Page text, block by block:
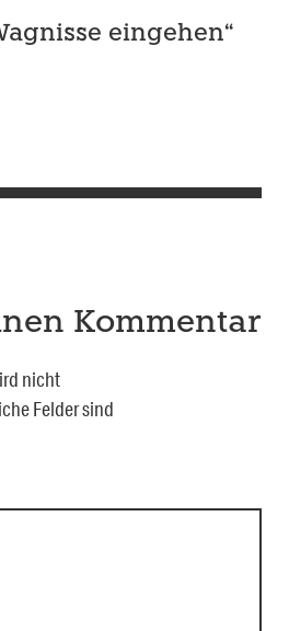
eingehen“
Kommentar
nicht
Felder sind